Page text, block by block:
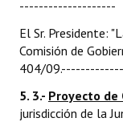
--------------------
El Sr. Presidente:
Comisión de
404/
5. 3.- Proyecto de
jurisdicción de la